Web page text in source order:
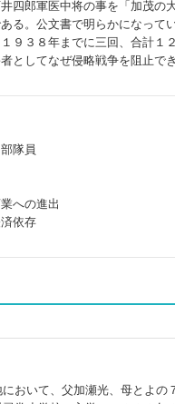
四郎軍医中将の事を「加茂の
る。公文書で明らかになって
９３８年までに三回、合計１
としてなぜ侵略戦争を阻止で
隊員
への進出
依存
おいて、父加瀬光、母とよの